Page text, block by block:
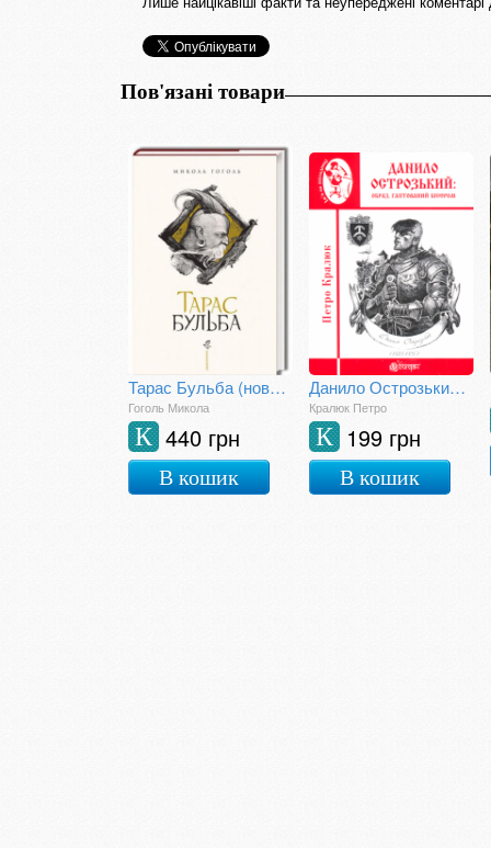
Пов'язані товари
Тарас Бульба (нове ілюстроване видання)
Гоголь Микола
440 грн
К
В кошик
Данило Острозький: образ, гаптований бісером
Кралюк Петро
199 грн
К
В кошик